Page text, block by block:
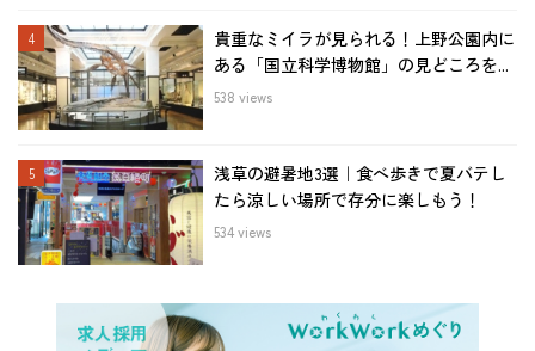
貴重なミイラが見られる！上野公園内に
ある「国立科学博物館」の見どころを...
538 views
浅草の避暑地3選｜食べ歩きで夏バテし
たら涼しい場所で存分に楽しもう！
534 views